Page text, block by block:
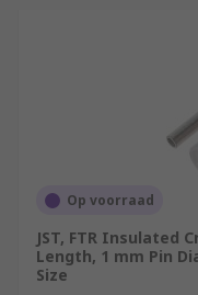
Op voorraad
JST, FTR Insulated
Length, 1 mm Pin
Size